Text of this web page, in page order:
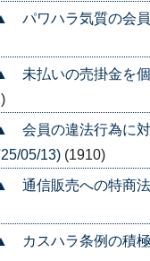
パワハラ気質の会
未払いの売掛金を
会員の違法行為に
05/13) (1910)
通信販売への特商
カスハラ条例の積